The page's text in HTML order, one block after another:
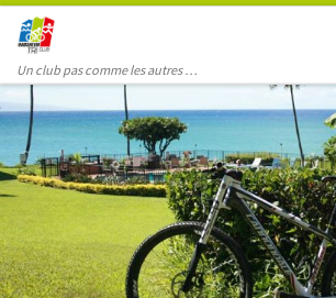
Un club pas comme les autres …